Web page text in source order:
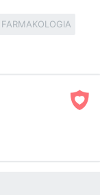
FARMAKOLOGIA